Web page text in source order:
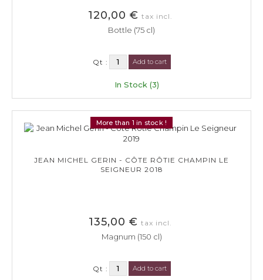
120,00 € tax incl.
Bottle (75 cl)
Qt : Add to cart
In Stock (3)
More than 1 in stock !
JEAN MICHEL GERIN - CÔTE RÔTIE CHAMPIN LE
SEIGNEUR 2018
135,00 € tax incl.
Magnum (150 cl)
Qt : Add to cart